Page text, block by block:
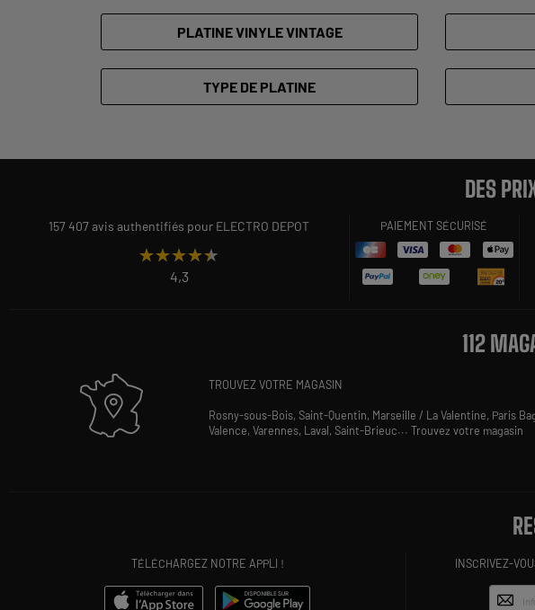
PLATINE VINYLE VINTAGE
TYPE DE PLATINE
DES
157 407 avis authentifiés pour ELECTRO DEPOT
★★★★★
★★★★★
4,3
PAIEMENT SÉCURISÉ
112
TROUVEZ VOTRE MAGASIN
Rosny-sous-Bois,Saint-Quentin, Marseille / La Valentine, Paris
Valence,Varennes, Laval,Saint-Brieuc...Trouvez votre magasin
TÉLÉCHARGEZ NOTRE APPLI ! INSCRIVEZ-